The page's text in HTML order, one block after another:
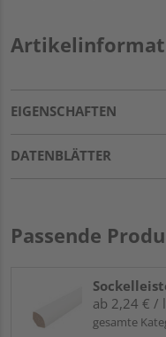
EIGENSCHAFTEN
DATENBLÄTTER
Passende
ab 2,24 € /
gesamte